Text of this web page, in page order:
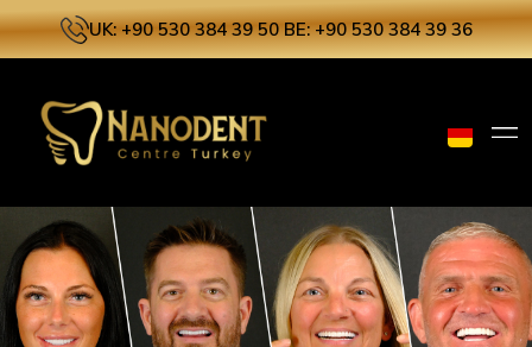
UK: +90 530 384 39 50 BE: +90 530 384 39 36